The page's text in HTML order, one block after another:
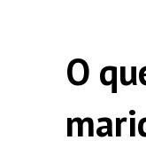
O